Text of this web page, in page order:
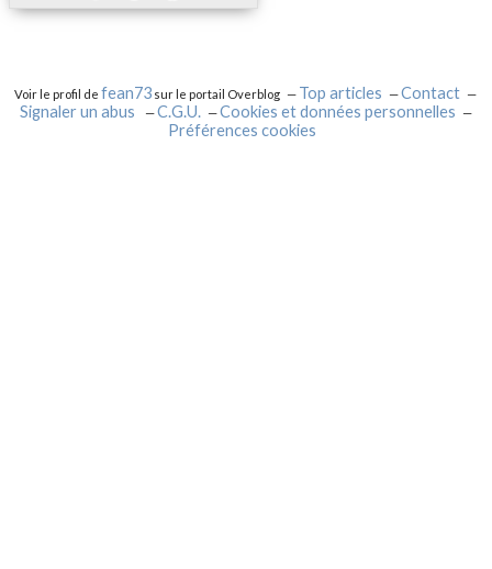
Voir le profil defean73 sur le portail Overblog Top articles
Contact
Signaler un abus
C.G.U.
Cookies et données personnelles
Préférences cookies